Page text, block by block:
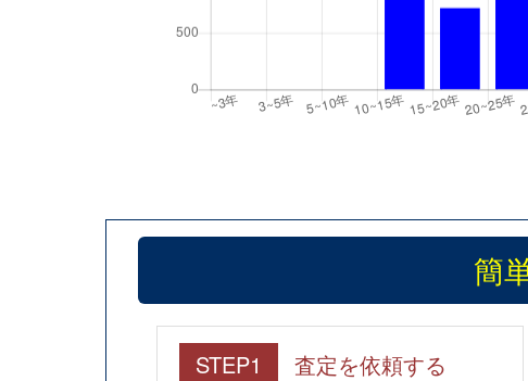
簡
STEP1 査定を依頼する